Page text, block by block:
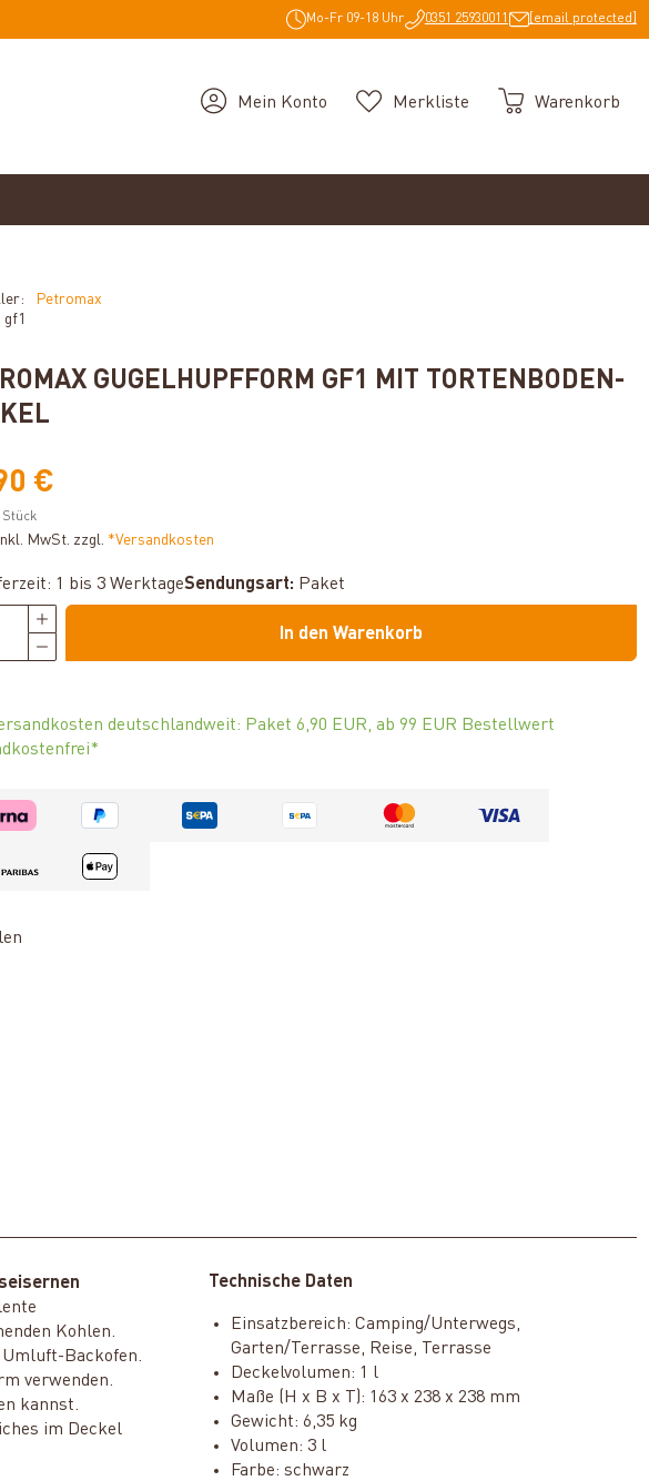
Mo-Fr 09-18 Uhr 0351 25930011 [email protected]
Mein Konto Merkliste Warenkorb
Petromax
gf1
GUGELHUPFFORM GF1 MIT TORTENBODEN-
€
Stück
MwSt. zzgl. *Versandkosten
1 bis 3 WerktageSendungsart: Paket
In den Warenkorb
deutschlandweit: Paket 6,90 EUR, ab 99 EUR Bestellwert
Kohlen.
Backofen.
verwenden.
kannst.
im Deckel
Technische Daten
Einsatzbereich: Camping/Unterwegs,
Garten/Terrasse, Reise, Terrasse
Deckelvolumen: 1 l
Maße (H x B x T): 163 x 238 x 238 mm
Gewicht: 6,35 kg
Volumen: 3 l
Farbe: schwarz